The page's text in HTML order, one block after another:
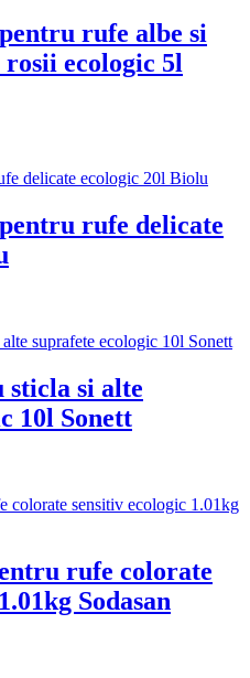
rufe albe si
ecologic 5l
rufe delicate
sticla si alte
10l Sonett
rufe colorate
Sodasan